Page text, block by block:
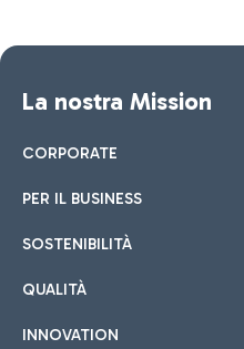
La nostra Mission
CORPORATE
PER IL BUSINESS
SOSTENIBILITÀ
QUALITÀ
INNOVATION